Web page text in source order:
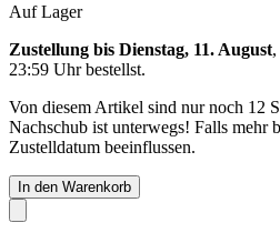
Auf Lager
Zustellung bis Dienstag, 11. August
23:59 Uhrbestellst.
Von diesem Artikel sind nur noch 12
Nachschub ist unterwegs! Falls mehr
Zustelldatum beeinflussen.
In den Warenkorb